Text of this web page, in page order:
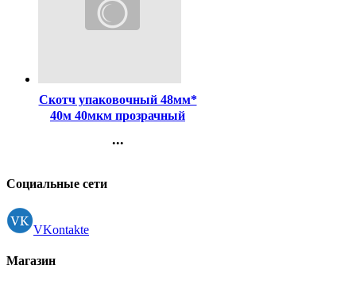
Скотч упаковочный 48мм*
40м 40мкм прозрачный
...
Регистрация
Социальные сети
VKontakte
Магазин